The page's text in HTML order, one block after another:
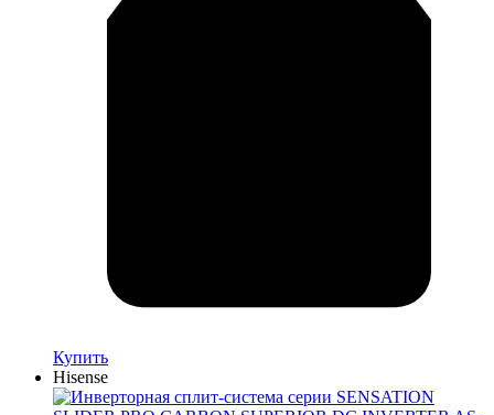
Купить
Hisense